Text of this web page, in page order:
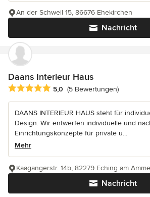
Nachricht
An der Schweil 15, 86676 Ehekirchen
Daans Interieur Haus
Durchschnittliche Bewertung: 5 von 5
5,0 (5 Bewertungen)
DAANS INTERIEUR HAUS steht für
Design. Wir entwerfen individuelle und
Einrichtungskonzepte für private u...
Mehr
Nachricht
Kaagangerstr. 14b, 82279 Eching am